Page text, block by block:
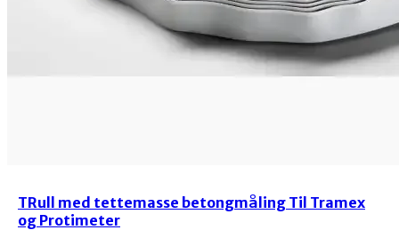
TRull med tettemasse betongmåling Til Tramex
og Protimeter